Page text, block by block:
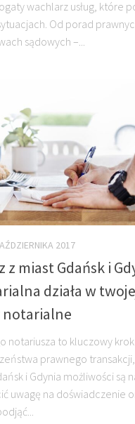
wachlarz usług, które
Od porad
sądowych –...
2017
miast Gdańsk i
działa w
notarialne
notariusza to kluczowy
prawnego
i Gdynia możliwości są
uwagę na doświadczenie